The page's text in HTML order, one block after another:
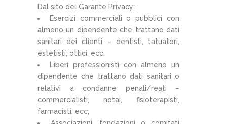
Dal sito del Garante Privacy:
Esercizi commerciali o pubblici con
almeno un dipendente che trattano dati
sanitari dei clienti – dentisti, tatuatori,
estetisti, ottici, ecc;
Liberi professionisti con almeno un
dipendente che trattano dati sanitari o
relativi a condanne penali/reati –
commercialisti, notai, fisioterapisti,
farmacisti, ecc;